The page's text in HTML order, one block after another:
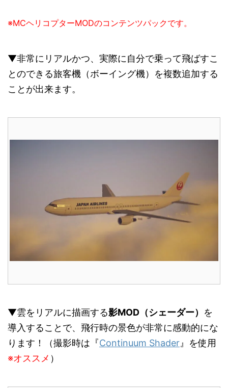
※MCヘリコプターMODのコンテンツパックです。
▼非常にリアルかつ、実際に自分で乗って飛ばすこ
とのできる旅客機（ボーイング機）を複数追加する
ことが出来ます。
▼雲をリアルに描画する影MOD（シェーダー） を
導入することで、飛行時の景色が非常に感動的にな
ります！（撮影時は『Continuum Shader 』を使用
※オススメ ）